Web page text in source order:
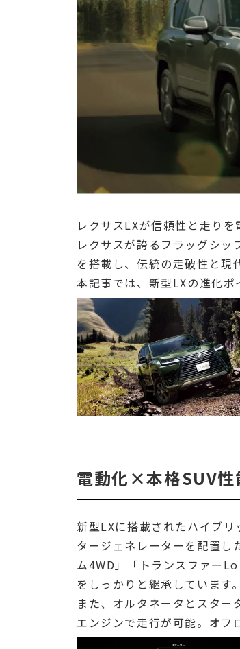
レクサスLXが信頼性と走り
レクサスが誇るフラッグシ
を搭載し、伝統の走破性と現
本記事では、新型LXの進化ポ
電動化×本格SUV性
新型LXに搭載されたハイブ
タージェネレーターを配置し
ム4WD」「トランスファー
をしっかりと継承しています。
また、オルタネータとスタ
エンジンで走行が可能。オフ